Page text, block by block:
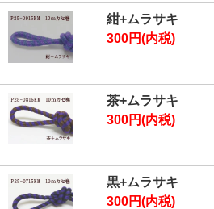
紺+ムラサキ
300円(内税)
茶+ムラサキ
300円(内税)
黒+ムラサキ
300円(内税)